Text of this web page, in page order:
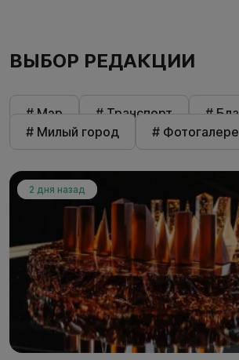
ВЫБОР РЕДАКЦИИ
# Мэр # Транспорт
#
# Милый город
#
2 дня назад